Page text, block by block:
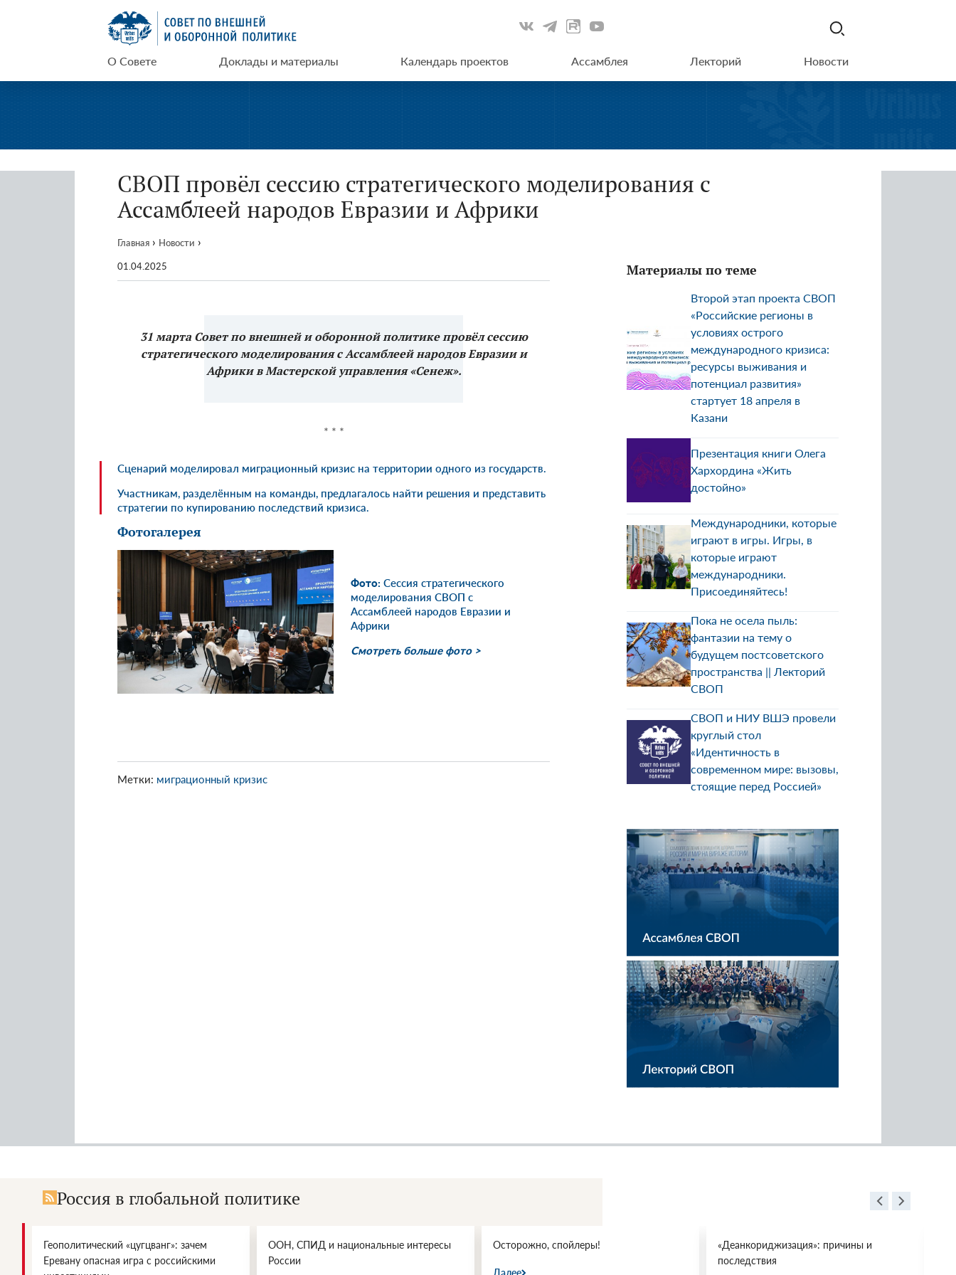
СВОП
О Совете Доклады и материалы Календарь проектов Ассамблея Лекторий Новости
СВОП провёл сессию стратегического моделирования с
Ассамблеей народов Евразии и Африки
Главная › Новости ›
01.04.2025
31 марта Совет по внешней и оборонной политике провёл сессию
стратегического моделирования с Ассамблеей народов Евразии и
Африки в Мастерской управления «Сенеж».
* * *
Сценарий моделировал миграционный кризис на территории одного из государств.
Участникам, разделённым на команды, предлагалось найти решения и представить
стратегии по купированию последствий кризиса.
Фотогалерея
Фото:Сессия стратегического
моделирования СВОП с
Ассамблеей народов Евразии и
Африки
Смотреть больше фото >
Метки: миграционный кризис
Материалы по теме
Второй этап проекта СВОП
«Российские регионы в
условиях острого
международного кризиса:
ресурсы выживания и
потенциал развития»
стартует 18 апреля в
Казани
Презентация книги Олега
Хархордина «Жить
достойно»
Международники, которые
играют в игры. Игры, в
которые играют
международники.
Присоединяйтесь!
Пока не осела пыль:
фантазии на тему о
будущем постсоветского
пространства || Лекторий
СВОП
СВОП и НИУ ВШЭ провели
круглый стол
«Идентичность в
современном мире: вызовы,
стоящие перед Россией»
Россия в глобальной политике
Геополитический «цугцванг»: зачем
Еревану опасная игра с российскими
ООН, СПИД и национальные интересы
России
Осторожно, спойлеры!
Далее
«Деанкориджизация»: причины и
последствия